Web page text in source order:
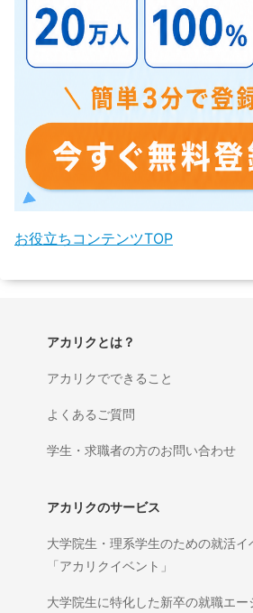
お役立ちコンテンツTOP
アカリクとは？
アカリクでできること
よくあるご質問
学生・求職者の方のお問い合わせ
アカリクのサービス
大学院生・理系学生のための就活イ
「アカリクイベント」
大学院生に特化した新卒の就職エー